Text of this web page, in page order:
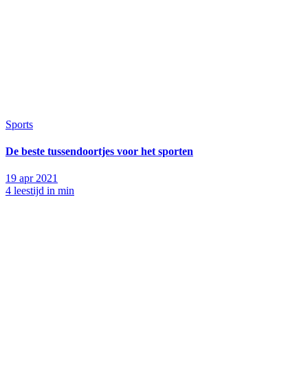
Sports
De beste tussendoortjes voor het sporten
19 apr 2021
4 leestijd in min